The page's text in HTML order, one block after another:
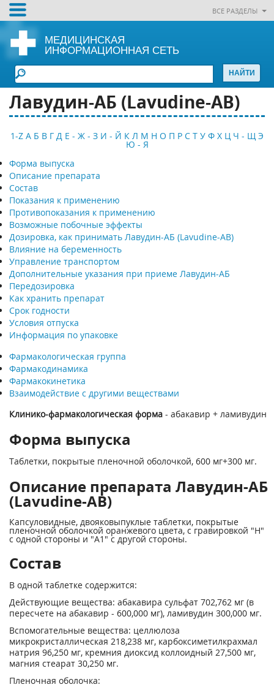
ВСЕ РАЗДЕЛЫ
МЕДИЦИНСКАЯ
ИНФОРМАЦИОННАЯ СЕТЬ
Лавудин-АБ (Lavudine-AB)
1-Z А Б В Г Д Е - Ж - З И - Й К Л М Н О П Р С Т У Ф Х Ц Ч - Щ Э
Ю - Я
Форма выпуска
Описание препарата
Состав
Показания к применению
Противопоказания к применению
Возможные побочные эффекты
Дозировка, как принимать Лавудин-АБ (Lavudine-AB)
Влияние на беременность
Управление транспортом
Дополнительные указания при приеме Лавудин-АБ
Передозировка
Как хранить препарат
Срок годности
Условия отпуска
Информация по упаковке
Фармакологическая группа
Фармакодинамика
Фармакокинетика
Взаимодействие с другими веществами
Клинико-фармакологическая форма - абакавир + ламивудин
Форма выпуска
Таблетки, покрытые пленочной оболочкой, 600 мг+300 мг.
Описание препарата Лавудин-АБ
(Lavudine-AB)
Капсуловидные, двояковыпуклые таблетки, покрытые
пленочной оболочкой оранжевого цвета, с гравировкой "Н"
с одной стороны и "А1" с другой стороны.
Состав
В одной таблетке содержится:
Действующие вещества: абакавира сульфат 702,762 мг (в
пересчете на абакавир - 600,000 мг), ламивудин 300,000 мг.
Вспомогательные вещества: целлюлоза
микрокристаллическая 218,238 мг, карбоксиметилкрахмал
натрия 96,250 мг, кремния диоксид коллоидный 27,500 мг,
магния стеарат 30,250 мг.
Пленочная оболочка: